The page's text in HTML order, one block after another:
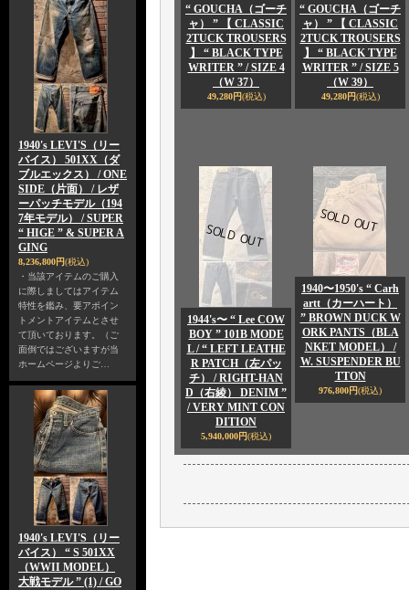
1940's LEVI'S（リー
バイス） 501XX（ダ
ブルエックス） / ONE
SIDE（片面） / レザ
ーパッチモデル（194
7年モデル） / SUPER
“ HIGE ” & SUPER A
GING
8,236,800円(税込)
・当該アイテムのご購入
に際しましてはアイテム
特性を鑑み、要アポイン
トメントアイテムとさせ
て頂いております。（ご
面倒ではございますが当
ホームページよりご…
1940's LEVI'S（リー
バイス） “ S 501XX
（WWII MODEL）
大戦モデル ” (1) / GO
“ GOUCHA（ゴーチ
ャ） ” 【 CLASSIC
2TUCK TROUSERS
】 “ BLACK TYPE
WRITER ” / SIZE 4
（W 37）
49,280円(税込)
“ GOUCHA（ゴーチ
ャ） ” 【 CLASSIC
2TUCK TROUSERS
】 “ BLACK TYPE
WRITER ” / SIZE 5
（W 39）
49,280円(税込)
1944's〜 “ Lee COW
BOY ” 101B MODE
L / “ LEFT LEATHE
R PATCH（左パッ
チ） / RIGHT-HAN
D（右綾） DENIM ”
/ VERY MINT CON
DITION
5,940,000円(税込)
1940〜1950's “ Carh
artt（カーハート）
” BROWN DUCK W
ORK PANTS（BLA
NKET MODEL） /
W. SUSPENDER BU
TTON
976,800円(税込)